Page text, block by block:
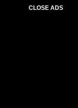
CLOSE ADS